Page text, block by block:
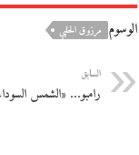
الوسوم مرزوق الحلبي
السابق
رامبو… «الشمس